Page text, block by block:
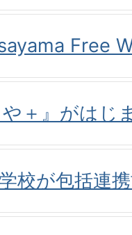
Free
や＋』がはじ
校が包括連